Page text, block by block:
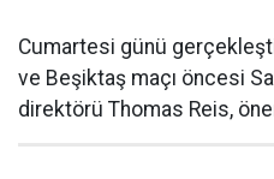
Cumartesi günü
ve Beşiktaş maçı öncesi
direktörü Thomas Reis,